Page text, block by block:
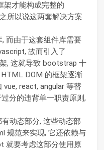
架才能构成完整的
所以说这两套解决方案
而由于这套组件库需要
故而引入了
, 这就导致 bootstrap 十
DOM 的框架逐渐
react, angular 等替
分的违背单一职责原则,
动态部分, 这些动态部
规范来实现, 它还依赖与
就要考虑这部分使用原